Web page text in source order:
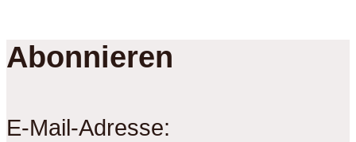
Abonnieren
E-Mail-Adresse: